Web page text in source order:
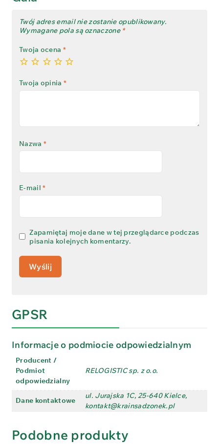
Twój adres email nie zostanie opublikowany.
Wymagane pola są oznaczone *
Twoja ocena *
Twoja opinia *
Nazwa *
E-mail*
Zapamiętaj moje dane w tej przeglądarce podczas
pisania kolejnych komentarzy.
GPSR
Informacje o podmiocie odpowiedzialnym
Producent /
Podmiot
odpowiedzialny
RELOGISTIC sp. z o.o.
Dane kontaktowe
ul. Jurajska 1C, 25-640 Kielce,
kontakt@krainsadzonek.pl
Podobne produkty